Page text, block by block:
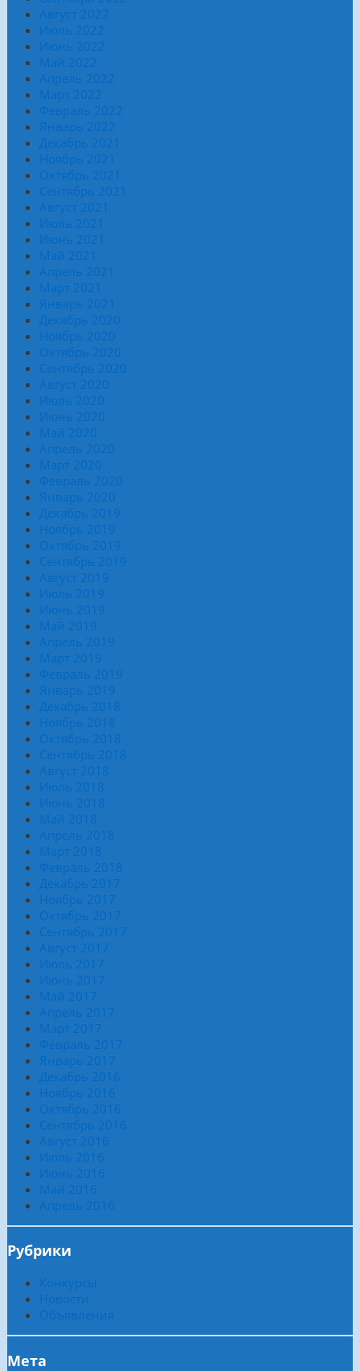
Август 2022
Июль 2022
Июнь 2022
Май 2022
Апрель 2022
Март 2022
Февраль 2022
Январь 2022
Декабрь 2021
Ноябрь 2021
Октябрь 2021
Сентябрь 2021
Август 2021
Июль 2021
Июнь 2021
Май 2021
Апрель 2021
Март 2021
Январь 2021
Декабрь 2020
Ноябрь 2020
Октябрь 2020
Сентябрь 2020
Август 2020
Июль 2020
Июнь 2020
Май 2020
Апрель 2020
Март 2020
Февраль 2020
Январь 2020
Декабрь 2019
Ноябрь 2019
Октябрь 2019
Сентябрь 2019
Август 2019
Июль 2019
Июнь 2019
Май 2019
Апрель 2019
Март 2019
Февраль 2019
Январь 2019
Декабрь 2018
Ноябрь 2018
Октябрь 2018
Сентябрь 2018
Август 2018
Июль 2018
Июнь 2018
Май 2018
Апрель 2018
Март 2018
Февраль 2018
Декабрь 2017
Ноябрь 2017
Октябрь 2017
Сентябрь 2017
Август 2017
Июль 2017
Июнь 2017
Май 2017
Апрель 2017
Март 2017
Февраль 2017
Январь 2017
Декабрь 2016
Ноябрь 2016
Октябрь 2016
Сентябрь 2016
Август 2016
Июль 2016
Июнь 2016
Май 2016
Апрель 2016
Рубрики
Конкурсы
Новости
Объявления
Мета